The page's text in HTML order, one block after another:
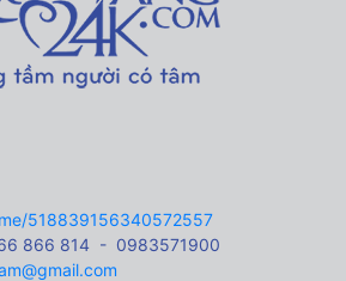
518839156340572557
866 814 - 0983571900